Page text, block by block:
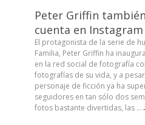
Peter Griffin
cuenta en Instagram
El protagonista de la serie de
Familia, Peter Griffin ha
en la red social de fotografía
fotografías de su vida, y a
personaje de ficción ya ha
seguidores en tan sólo dos
fotos bastante divertidas, las ...